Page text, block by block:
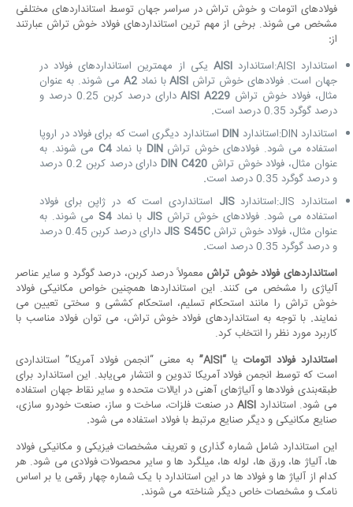
فولادهای اتومات و خوش تراش در سراسر جهان توسط استانداردهای مختلفی
مشخص می شوند. برخی از مهم ترین استانداردهای فولاد خوش تراش عبارتند
از:
استاندارد AISI:استاندارد
AISI
یکی از مهمترین استانداردهای فولاد در
جهان است. فولادهای خوش تراش
با نماد A2
می شوند. به عنوان
مثال، فولاد خوش تراش
دارای درصد کربن 0.25 درصد و
درصد گوگرد 0.35 درصد است
.
استاندارد DIN:استاندارد
استاندارد دیگری است که برای فولاد در اروپا
استفاده می شود. فولادهای خوش تراش DIN با نماد C4
می شوند. به
عنوان مثال، فولاد خوش تراش DIN C420
دارای درصد کربن 0.2 درصد
و درصد گوگرد 0.35 درصد است
.
استاندارد JIS:استاندارد
JIS
استانداردی است که در ژاپن برای فولاد
استفاده می شود. فولادهای خوش تراش
با نماد
می شوند. به
عنوان مثال، فولاد خوش تراش JIS S45C
دارای درصد کربن 0.45 درصد
و درصد گوگرد 0.35 درصد است
.
استانداردهای فولاد خوش تراش معمولاً درصد کربن، درصد گوگرد و سایر عناصر
آلیاژی را مشخص می کنند. این استانداردها همچنین خواص مکانیکی فولاد
خوش تراش را مانند استحکام تسلیم، استحکام کششی و سختی تعیین می
نمایند. با توجه به استانداردهای فولاد خوش تراش، می توان فولاد مناسب با
کاربرد مورد نظر را انتخاب کرد.
استاندارد فولاد اتومات یا “AISI”
به معنی “انجمن فولاد آمریکا” استانداردی
است که توسط انجمن فولاد آمریکا تدوین و انتشار می‌یابد. این استاندارد برای
طبقه‌بندی فولاد‌ها و آلیاژهای آهنی در ایالات متحده و سایر نقاط جهان استفاده
می‌ شود. استاندارد AISI
در صنعت فلزات، ساخت و ساز، صنعت خودرو سازی،
صنایع مکانیکی و دیگر صنایع مرتبط با فولاد استفاده می‌ شود.
این استاندارد شامل شماره‌ گذاری و تعریف مشخصات فیزیکی و مکانیکی فولاد‌
ها، آلیاژ ها، ورق‌ ها، لوله‌ ها، میلگرد ها و سایر محصولات فولادی می‌ شود. هر
کدام از آلیاژ ها و فولاد ها در این استاندارد با یک شماره چهار رقمی یا بر اساس
نامک و مشخصات خاص دیگر شناخته می‌ شوند.